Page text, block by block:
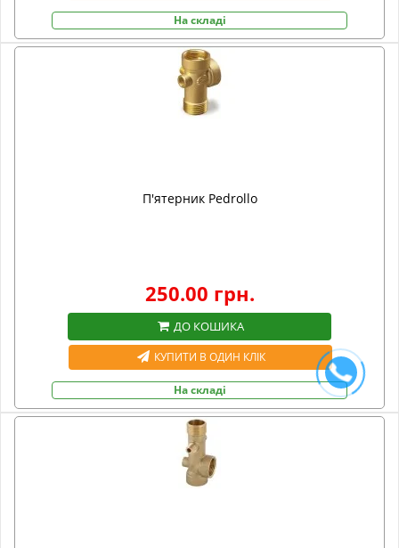
На складі
П'ятерник Pedrollo
250.00 грн.
ДО КОШИКА
КУПИТИ В ОДИН КЛІК
На складі